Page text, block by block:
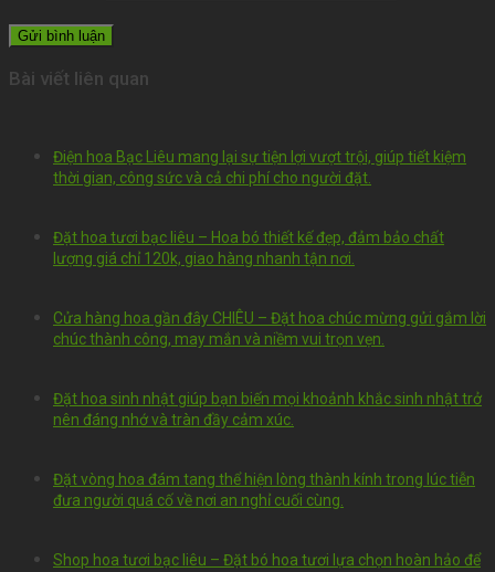
Bài viết liên quan
Điện hoa Bạc Liêu mang lại sự tiện lợi vượt trội, giúp tiết kiệm
thời gian, công sức và cả chi phí cho người đặt.
Đặt hoa tươi bạc liêu – Hoa bó thiết kế đẹp, đảm bảo chất
lượng giá chỉ 120k, giao hàng nhanh tận nơi.
Cửa hàng hoa gần đây CHIÊU – Đặt hoa chúc mừng gửi gắm lời
chúc thành công, may mắn và niềm vui trọn vẹn.
Đặt hoa sinh nhật giúp bạn biến mọi khoảnh khắc sinh nhật trở
nên đáng nhớ và tràn đầy cảm xúc.
Đặt vòng hoa đám tang thể hiện lòng thành kính trong lúc tiễn
đưa người quá cố về nơi an nghỉ cuối cùng.
Shop hoa tươi bạc liêu – Đặt bó hoa tươi lựa chọn hoàn hảo để